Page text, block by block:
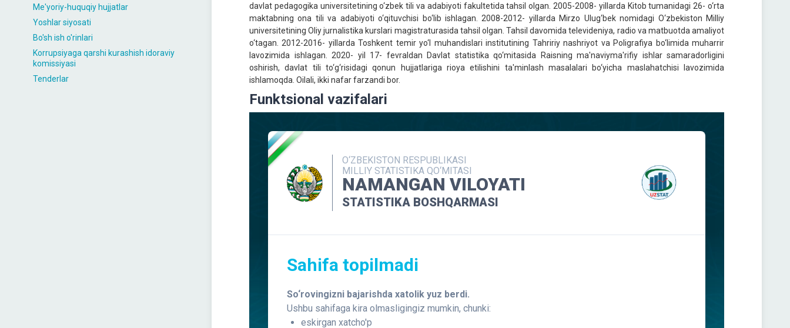
Me'yoriy-huquqiy hujjatlar
Yoshlar siyosati
Bo'sh ish o'rinlari
Korrupsiyaga qarshi kurashish idoraviy
komissiyasi
Tenderlar
davlat pedagogika universitetining o‘zbek tili va adabiyoti fakultetida tahsil olgan. 2005-2008- yillarda Kitob tumanidagi 26- o‘rta
maktabning ona tili va adabiyoti o‘qituvchisi bo‘lib ishlagan. 2008-2012- yillarda Mirzo Ulug‘bek nomidagi O‘zbekiston Milliy
universitetining Oliy jurnalistika kurslari magistraturasida tahsil olgan. Tahsil davomida televideniya, radio va matbuotda amaliyot
o‘tagan. 2012-2016- yillarda Toshkent temir yo‘l muhandislari institutining Tahririy nashriyot va Poligrafiya bo‘limida muharrir
lavozimida ishlagan. 2020- yil 17- fevraldan Davlat statistika qo‘mitasida Raisning ma'naviyma'rifiy ishlar samaradorligini
oshirish, davlat tili to‘g‘risidagi qonun hujjatlariga rioya etilishini ta'minlash masalalari bo‘yicha maslahatchisi lavozimida
ishlamoqda. Oilali, ikki nafar farzandi bor.
Funktsional vazifalari